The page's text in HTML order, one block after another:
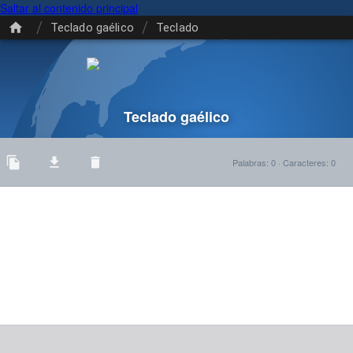
Saltar al contenido principal
/ Teclado gaélico / Teclado
Teclado gaélico
Palabras: 0 · Caracteres: 0